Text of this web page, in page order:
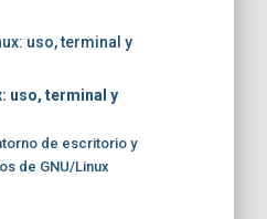
uso, terminal y
de escritorio y
de GNU/Linux